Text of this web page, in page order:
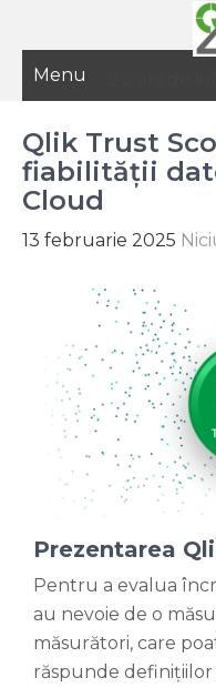
Menu
Qlik Trust
fiabilității
Cloud
13 februarie 2025
Prezentarea
Pentru a evalua
au nevoie de o
măsurători, care
răspunde definițiilor